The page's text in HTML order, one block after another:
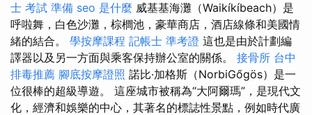
士 考試 準備 seo 是什麼 威基基海灘（Waikíkíbeach）是
呼啦舞，白色沙灘，棕櫚池，豪華商店，酒店線條和美國情
緒的結合。 學按摩課程 記帳士 準考證 這也是由於計劃編
譯器以及另一方面與乘客保持辦公室的關係。 接骨所 台中
排毒推薦 腳底按摩證照 諾比·加格斯（NorbiGőgös）是一
位很棒的超級導遊。 這座城市被稱為“大阿爾瑪”，是現代文
化，經濟和娛樂的中心，其著名的標誌性景點，例如時代廣